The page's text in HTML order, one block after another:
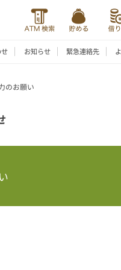
せ お知らせ 緊急連絡先
のお願い